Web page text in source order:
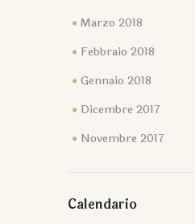
Marzo 2018
Febbraio 2018
Gennaio 2018
Dicembre 2017
Novembre 2017
Calendario